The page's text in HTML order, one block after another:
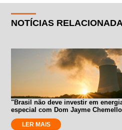
NOTÍCIAS
"Brasil não deve investir em
especial com Dom Jayme Chemello
LER MAIS